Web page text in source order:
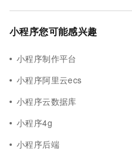
小程序您可能感兴趣
小程序制作平台
小程序阿里云ecs
小程序云数据库
小程序4g
小程序后端